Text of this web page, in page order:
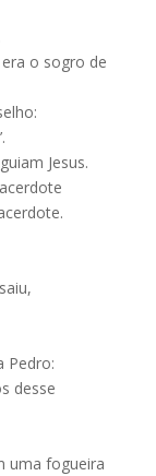
o sogro de
Jesus.
Pedro:
desse
uma fogueira